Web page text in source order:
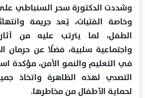
وشددت الدكتورة سحر السنباطي على
وخاصة الفتيات، يُعد جريمة
الطفل، لما يترتب عليه من
واجتماعية سلبية، فضلًا عن
في التعليم والنمو الآمن، مؤكدة
التصدي لهذه الظاهرة واتخاذ جميع
لحماية الأطفال من مخاطرها.